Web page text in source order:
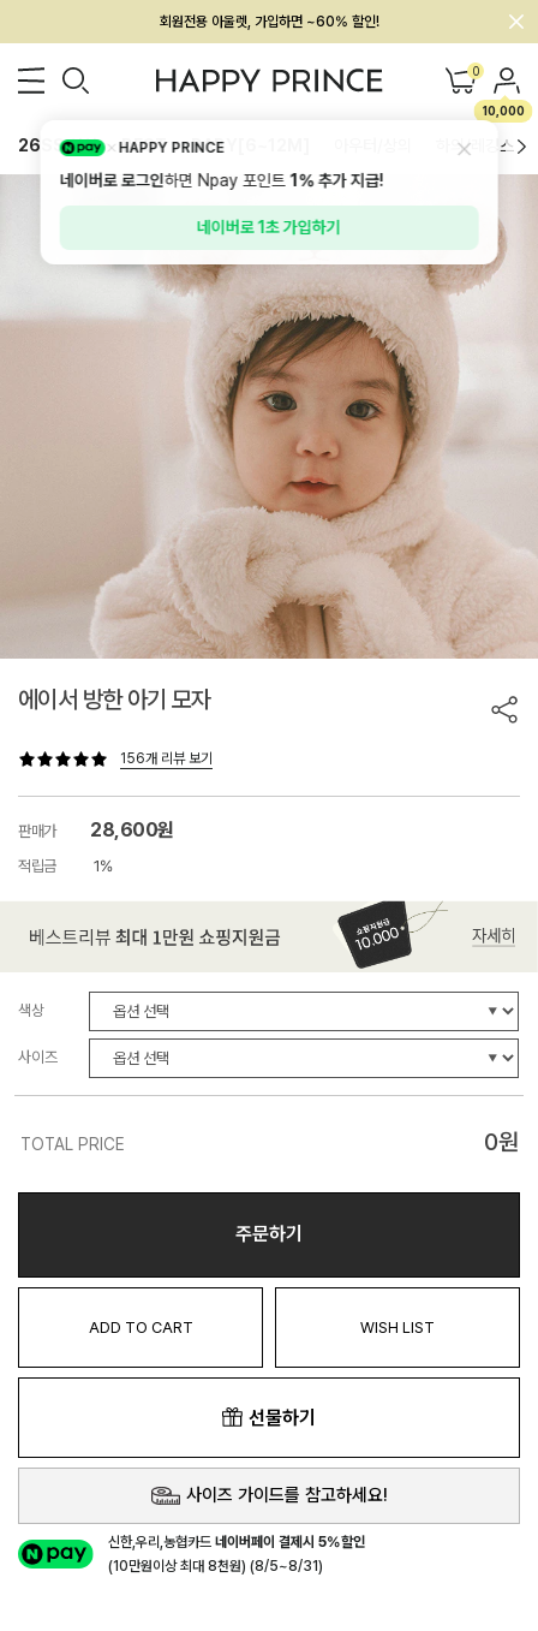
멤버십 최대 28,000원 혜택
0
10,000
26SS 신상 BEST BABY[6~12M] 하의/레깅스
에이서 방한 아기 모자
156개 리뷰 보기
판매가 28,600원
적립금 1%
색상
사이즈
TOTAL PRICE 0원
주문하기
ADD TO CART WISH LIST
선물하기
사이즈 가이드를 참고하세요!
신한,우리,농협카드네이버페이 결제시 5%할인
(10만원이상 최대 8천원) (8/5~8/31)
HAPPY PRINCE
네이버로 로그인하면 Npay 포인트1%추가 지급!
네이버로 1초 가입하기